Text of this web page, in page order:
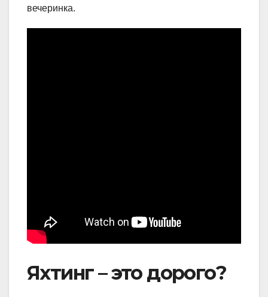
вечеринка.
Яхтинг – это дорого?